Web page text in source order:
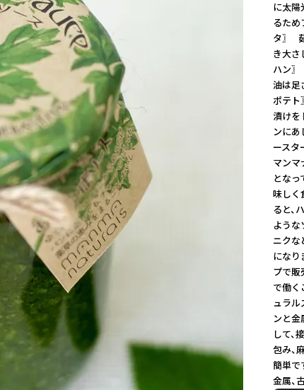
に太陽
るため
タ〗
き大さ
ハン〗
油は足
ポテト
漬けを
ンにあ
ースタ
マンマ
となっ
味しく
ると、
ような
ニクな
になり
プで販
で働く
ュラ
ンと金
して
包み、
簡単で
金属、